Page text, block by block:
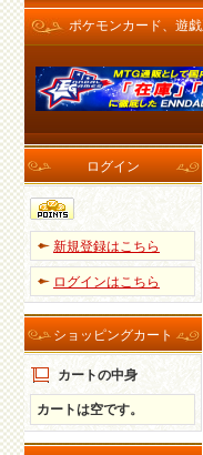
ポケモンカード、遊
ログイン
新規登録はこちら
ログインはこちら
ショッピングカート
カートの中身
カートは空です。